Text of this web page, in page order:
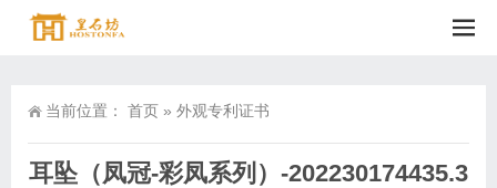
当前位置： 首页 » 外观专利证书
耳坠（凤冠-彩凤系列）-202230174435.3